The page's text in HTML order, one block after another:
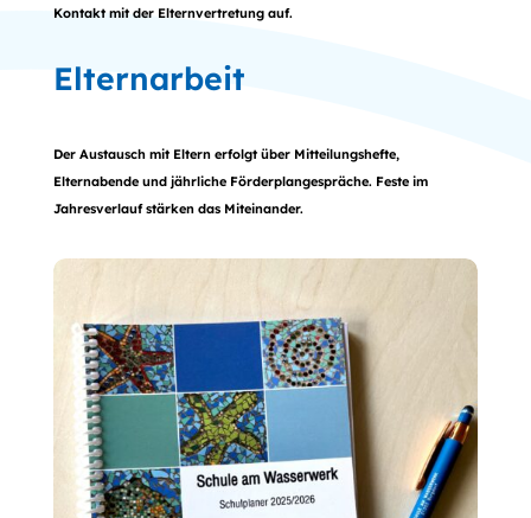
Kontakt mit der Elternvertretung auf.
Elternarbeit
Der Austausch mit Eltern erfolgt über Mitteilungshefte,
Elternabende und jährliche Förderplangespräche. Feste im
Jahresverlauf stärken das Miteinander.